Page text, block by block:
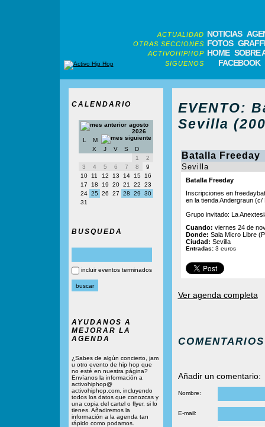
ACTUALIDAD NOTICIAS
OTRAS SECCIONES FOTOS
ACTIVOHIPHOP HOME SOBRE
SIGUENOS FACEBOOK
CALENDARIO
agosto
2026
L
M
X
J V S
D
1
2
3
4 5 6 7 8
9
10
11 12 13 14 15
16
17
18 19 20 21 22
23
24 25 26 27 28 29
30
31
BUSQUEDA
incluir eventos terminados
AYUDANOS A
MEJORAR LA
AGENDA
¿Sabes de algún concierto, jam
u otro evento de hip hop que
no esté en nuestra página?
Envíanos la información a
activohiphop@
activohiphop.com, incluyendo
todos los datos que conozcas y
una copia del cartel o flyer, si lo
tienes. Añadiremos la
información a la agenda tan
rápido como podamos.
EVENTO:
Sevilla
Batalla Freeday
Sevilla
Batalla Freeday
Inscripciones en
en la tienda Andergraun (c/
Grupo invitado: La
Cuando: viernes 24 de
Donde: Sala Micro Libre
Ciudad: Sevilla
Entradas: 3 euros
Ver agenda completa
COMENTARIOS
Añadir un comentario:
Nombre:
E-mail: